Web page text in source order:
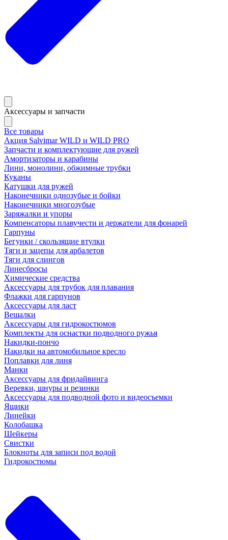
Аксессуары и запчасти
Все товары
Акция Salvimar WILD и WILD PRO
Запчасти и комплектующие для ружей
Амортизаторы и карабины
Лини, монолини, обжимные трубки
Куканы
Катушки для ружей
Наконечники однозубые и бойки
Наконечники многозубые
Заряжалки и упоры
Компенсаторы плавучести и держатели для фонарей
Гарпуны
Бегунки / скользящие втулки
Тяги и зацепы для арбалетов
Тяги для слингов
Линесбросы
Химические средства
Аксессуары для трубок для плавания
Флажки для гарпунов
Аксессуары для ласт
Вешалки
Аксессуары для гидрокостюмов
Комплекты для оснастки подводного ружья
Накидки-пончо
Накидки на автомобильное кресло
Поплавки для линя
Манки
Аксессуары для фридайвинга
Веревки, шнуры и резинки
Аксессуары для подводной фото и видеосъемки
Ящики
Линейки
Колобашка
Шейкеры
Свистки
Блокноты для записи под водой
Гидрокостюмы